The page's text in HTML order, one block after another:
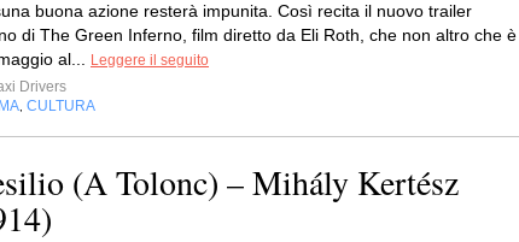
buona azione resterà impunita. Così recita il nuovo trailer
di The Green Inferno, film diretto da Eli Roth, che non altro che è
al...
Leggere il seguito
Drivers
CULTURA
(A Tolonc) – Mihály Kertész